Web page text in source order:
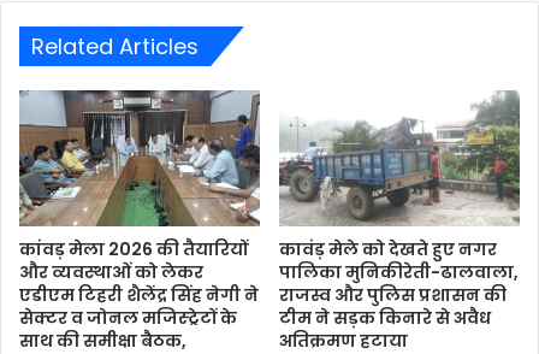
Related Articles
कांवड़ मेला 2026 की तैयारियों
और व्यवस्थाओं को लेकर
एडीएम टिहरी शैलेंद्र सिंह नेगी ने
सेक्टर व जोनल मजिस्ट्रेटों के
साथ की समीक्षा बैठक,
कावंड़ मेले को देखते हुए नगर
पालिका मुनिकीरेती-ढालवाला,
राजस्व और पुलिस प्रशासन की
टीम ने सड़क किनारे से अवैध
अतिक्रमण हटाया